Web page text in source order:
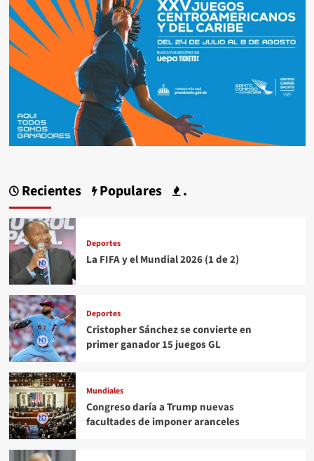
Recientes Populares .
Deportes
La FIFA y el Mundial 2026 (1 de 2)
Deportes
Cristopher Sánchez se convierte en
primer ganador 15 juegos GL
Mundiales
Congreso daría a Trump nuevas
facultades de imponer aranceles